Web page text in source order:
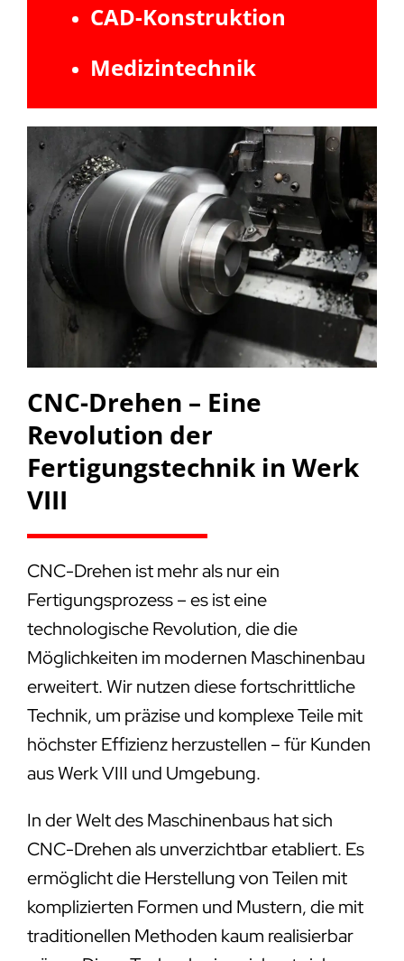
CAD-Konstruktion
Medizintechnik
CNC-Drehen – Eine
Revolution der
Fertigungstechnik in Werk
VIII
CNC-Drehen ist mehr als nur ein
Fertigungsprozess – es ist eine
technologische Revolution, die die
Möglichkeiten im modernen Maschinenbau
erweitert. Wir nutzen diese fortschrittliche
Technik, um präzise und komplexe Teile mit
höchster Effizienz herzustellen – für Kunden
aus Werk VIII und Umgebung.
In der Welt des Maschinenbaus hat sich
CNC-Drehen als unverzichtbar etabliert. Es
ermöglicht die Herstellung von Teilen mit
komplizierten Formen und Mustern, die mit
traditionellen Methoden kaum realisierbar